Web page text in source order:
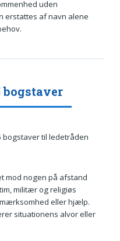
uden
erstattes af navn alene
bogstaver til ledetråden
mod nogen på afstand
militær og religiøs
eller hjælp.
situationens alvor eller